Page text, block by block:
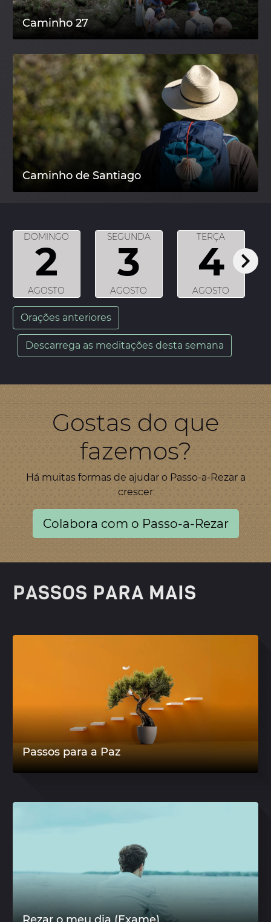
Caminho 27
Caminho de Santiago
DOMINGO
2
AGOSTO
SEGUNDA
3
AGOSTO
TERÇA
4
AGOSTO
Orações anteriores
Descarrega as meditações desta semana
Gostas do que
fazemos?
Há muitas formas de ajudar o Passo-a-Rezar a
crescer
Colabora com o Passo-a-Rezar
PASSOS PARA MAIS
Passos para a Paz